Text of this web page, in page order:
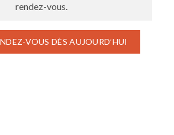
rendez-vous.
VOUS DÈS AUJOURD’HUI